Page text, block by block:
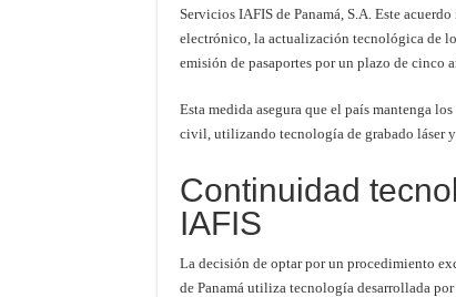
Servicios IAFIS de Panamá, S.A. Este
electrónico, la actualización tecnológica de
emisión de pasaportes por un plazo de cinco
Esta medida asegura que el país mantenga
civil, utilizando tecnología de grabado láser
Continuidad
IAFIS
La decisión de optar por un procedimiento
de Panamá utiliza tecnología desarrollada